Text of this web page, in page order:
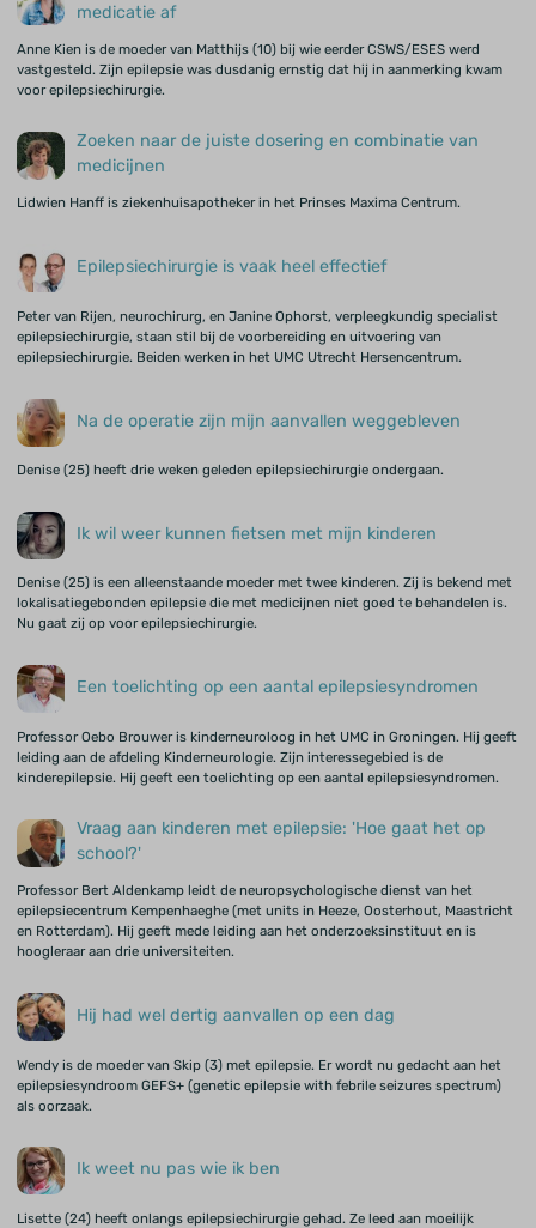
medicatie af
Anne Kien is de moeder van Matthijs (10) bij wie eerder CSWS/ESES werd
vastgesteld. Zijn epilepsie was dusdanig ernstig dat hij in aanmerking kwam
voor epilepsiechirurgie.
Zoeken naar de juiste dosering en combinatie van
medicijnen
Lidwien Hanff is ziekenhuisapotheker in het Prinses Maxima Centrum.
Epilepsiechirurgie is vaak heel effectief
Peter van Rijen, neurochirurg, en Janine Ophorst, verpleegkundig specialist
epilepsiechirurgie, staan stil bij de voorbereiding en uitvoering van
epilepsiechirurgie. Beiden werken in het UMC Utrecht Hersencentrum.
Na de operatie zijn mijn aanvallen weggebleven
Denise (25) heeft drie weken geleden epilepsiechirurgie ondergaan.
Ik wil weer kunnen fietsen met mijn kinderen
Denise (25) is een alleenstaande moeder met twee kinderen. Zij is bekend met
lokalisatiegebonden epilepsie die met medicijnen niet goed te behandelen is.
Nu gaat zij op voor epilepsiechirurgie.
Een toelichting op een aantal epilepsiesyndromen
Professor Oebo Brouwer is kinderneuroloog in het UMC in Groningen. Hij geeft
leiding aan de afdeling Kinderneurologie. Zijn interessegebied is de
kinderepilepsie. Hij geeft een toelichting op een aantal epilepsiesyndromen.
Vraag aan kinderen met epilepsie: 'Hoe gaat het op
school?'
Professor Bert Aldenkamp leidt de neuropsychologische dienst van het
epilepsiecentrum Kempenhaeghe (met units in Heeze, Oosterhout, Maastricht
en Rotterdam). Hij geeft mede leiding aan het onderzoeksinstituut en is
hoogleraar aan drie universiteiten.
Hij had wel dertig aanvallen op een dag
Wendy is de moeder van Skip (3) met epilepsie. Er wordt nu gedacht aan het
epilepsiesyndroom GEFS+ (genetic epilepsie with febrile seizures spectrum)
als oorzaak.
Ik weet nu pas wie ik ben
Lisette (24) heeft onlangs epilepsiechirurgie gehad. Ze leed aan moeilijk